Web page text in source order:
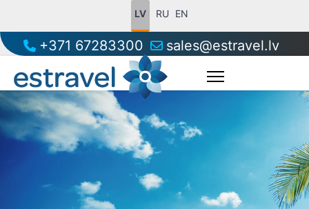
LV RU EN
+371 67283300 sales@estravel.lv